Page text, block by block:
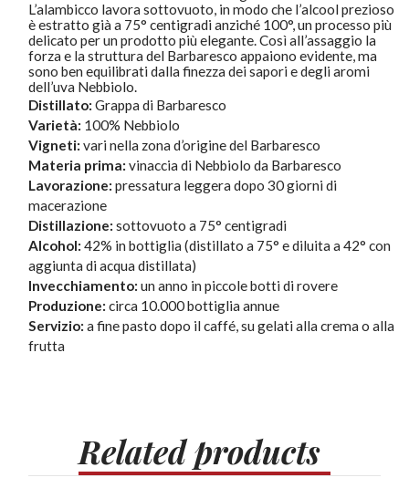
L’alambicco lavora sottovuoto, in modo che l’alcool prezioso
è estratto già a 75° centigradi anziché 100°, un processo più
delicato per un prodotto più elegante. Così all’assaggio la
forza e la struttura del Barbaresco appaiono evidente, ma
sono ben equilibrati dalla finezza dei sapori e degli aromi
dell’uva Nebbiolo.
Distillato: Grappa di Barbaresco
Varietà: 100% Nebbiolo
Vigneti: vari nella zona d’origine del Barbaresco
Materia prima: vinaccia di Nebbiolo da Barbaresco
Lavorazione: pressatura leggera dopo 30 giorni di
macerazione
Distillazione: sottovuoto a 75° centigradi
Alcohol: 42% in bottiglia (distillato a 75° e diluita a 42° con
aggiunta di acqua distillata)
Invecchiamento: un anno in piccole botti di rovere
Produzione: circa 10.000 bottiglia annue
Servizio: a fine pasto dopo il caffé, su gelati alla crema o alla
frutta
Relatedproducts